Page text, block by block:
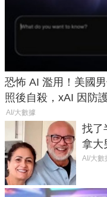
恐怖 AI 濫用！美國
照後自殺，xAI 因防
AI/大數據
找了
拿大
50年
AI/大數